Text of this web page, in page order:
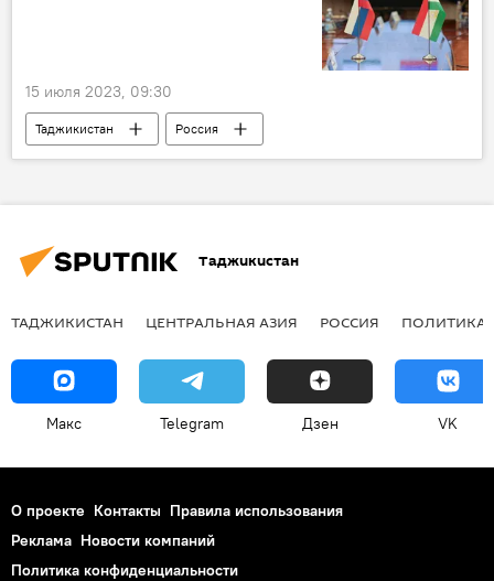
15 июля 2023, 09:30
Таджикистан
Россия
Посольство Таджикистана в РФ
отношения
Таджикистан
ТАДЖИКИСТАН ЦЕНТРАЛЬНАЯ АЗИЯ РОССИЯ ПОЛИТИКА
Макс Telegram Дзен VK
О проекте Контакты Правила использования
Реклама Новости компаний
Политика конфиденциальности